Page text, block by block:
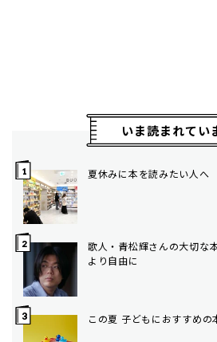
いま読まれてい
夏休みに本を読みたい人
歌人・青松輝さんの大切な
より自由に
この夏 子どもにおすすめの